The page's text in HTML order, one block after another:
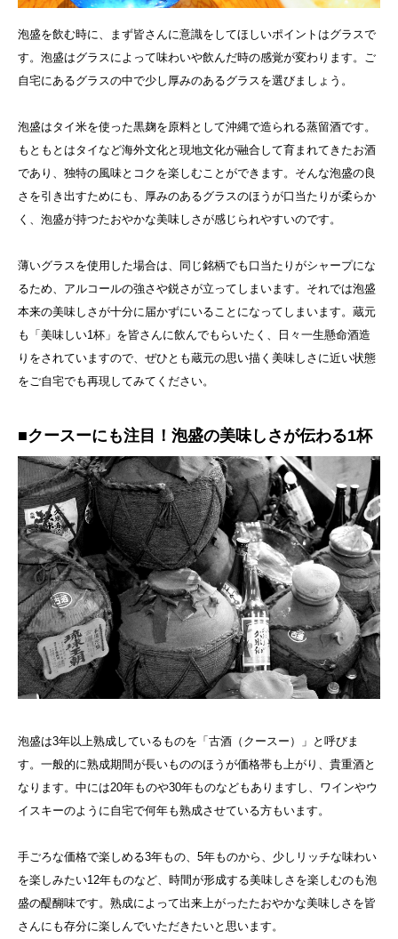
泡盛を飲む時に、まず皆さんに意識をしてほしいポイントはグラスで
す。泡盛はグラスによって味わいや飲んだ時の感覚が変わります。ご
自宅にあるグラスの中で少し厚みのあるグラスを選びましょう。
泡盛はタイ米を使った黒麹を原料として沖縄で造られる蒸留酒です。
もともとはタイなど海外文化と現地文化が融合して育まれてきたお酒
であり、独特の風味とコクを楽しむことができます。そんな泡盛の良
さを引き出すためにも、厚みのあるグラスのほうが口当たりが柔らか
く、泡盛が持つたおやかな美味しさが感じられやすいのです。
薄いグラスを使用した場合は、同じ銘柄でも口当たりがシャープにな
るため、アルコールの強さや鋭さが立ってしまいます。それでは泡盛
本来の美味しさが十分に届かずにいることになってしまいます。蔵元
も「美味しい1杯」を皆さんに飲んでもらいたく、日々一生懸命酒造
りをされていますので、ぜひとも蔵元の思い描く美味しさに近い状態
をご自宅でも再現してみてください。
■クースーにも注目！泡盛の美味しさが伝わる1杯
泡盛は3年以上熟成しているものを「古酒（クースー）」と呼びま
す。一般的に熟成期間が長いもののほうが価格帯も上がり、貴重酒と
なります。中には20年ものや30年ものなどもありますし、ワインやウ
イスキーのように自宅で何年も熟成させている方もいます。
手ごろな価格で楽しめる3年もの、5年ものから、少しリッチな味わい
を楽しみたい12年ものなど、時間が形成する美味しさを楽しむのも泡
盛の醍醐味です。熟成によって出来上がったたおやかな美味しさを皆
さんにも存分に楽しんでいただきたいと思います。